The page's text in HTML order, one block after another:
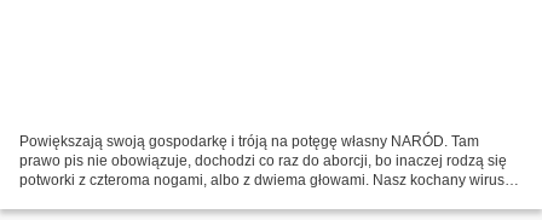
Powiększają swoją gospodarkę i tróją na potęgę własny NARÓD. Tam
prawo pis nie obowiązuje, dochodzi co raz do aborcji, bo inaczej rodzą się
potworki z czteroma nogami, albo z dwiema głowami. Nasz kochany wirus